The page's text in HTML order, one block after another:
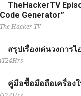
TheHackerTV
Code Generator”
The Hacker TV
สรุปเรื่องเด่นวงการ
iT24Hrs
คู่มือซื้อมือถือเครื่อง